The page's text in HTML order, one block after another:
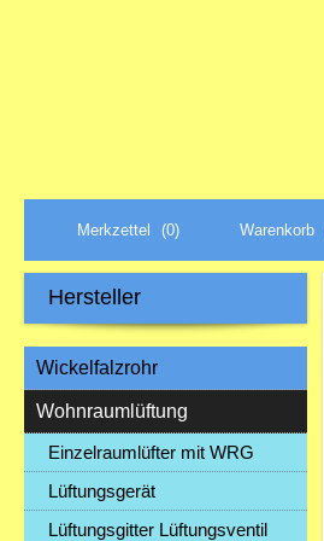
Warenkorb
Merkzettel (0)
Hersteller
Wickelfalzrohr
Wohnraumlüftung
Einzelraumlüfter mit WRG
Lüftungsgerät
Lüftungsgitter Lüftungsventil